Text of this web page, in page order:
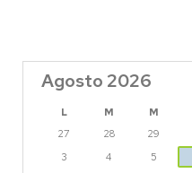
Agosto 2026
L M M
27
28 29
3
4 5